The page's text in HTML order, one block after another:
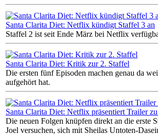
Santa Clarita Diet: Netflix kündigt Staffel 3 an
Staffel 2 ist seit Ende März bei Netflix
Santa Clarita Diet: Kritik zur 2. Staffel
Die ersten fünf Episoden machen genau da
aufgehört hat.
Santa Clarita Diet: Netflix präsentiert Trailer
Die neuen Folgen knüpfen direkt an die erste
Joel versuchen, sich mit Sheilas Untoten-